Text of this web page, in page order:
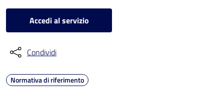
Accedi al servizio
Condividi
Normativa di riferimento